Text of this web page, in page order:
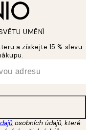
UMĚNÍ
a získejte 15 % slevu
osobních údajů, které